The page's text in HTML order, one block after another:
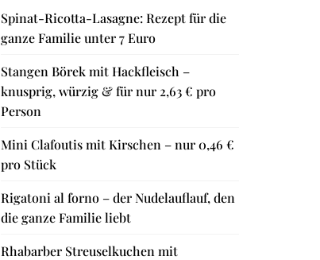
Spinat-Ricotta-Lasagne: Rezept für die
ganze Familie unter 7 Euro
Stangen Börek mit Hackfleisch –
knusprig, würzig & für nur 2,63 € pro
Person
Mini Clafoutis mit Kirschen – nur 0,46 €
pro Stück
Rigatoni al forno – der Nudelauflauf, den
die ganze Familie liebt
Rhabarber Streuselkuchen mit